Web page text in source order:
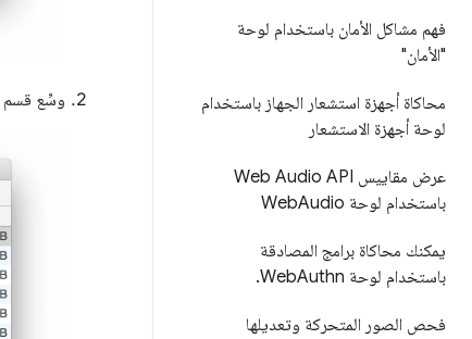
فهم مشاكل الأمان باستخدام لوحة
"الأمان"
محاكاة أجهزة استشعار الجهاز باستخدام
لوحة أجهزة الاستشعار
عرض مقاييس Web Audio API
باستخدام لوحة Web Audio
يمكنك محاكاة برامج المصادقة
باستخدام لوحة Web Authn
.
فحص الصور المتحركة وتعديلها
وسِّع قسم